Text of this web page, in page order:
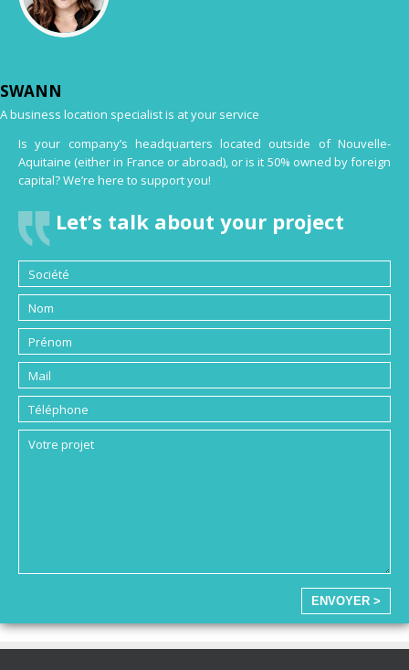
SWANN
A business location specialist is at your service
Is your company’s headquarters located outside of Nouvelle-
Aquitaine (either in France or abroad), or is it 50% owned by foreign
capital? We’re here to support you!
Let’s talk about your project
ENVOYER >